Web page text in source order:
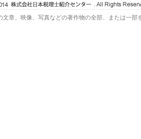
文章、映像、写真などの著作物の全部、または一